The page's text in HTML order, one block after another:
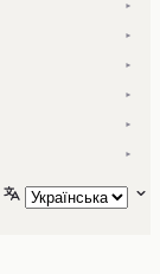
▾
▾
▾
▾
▾
▾